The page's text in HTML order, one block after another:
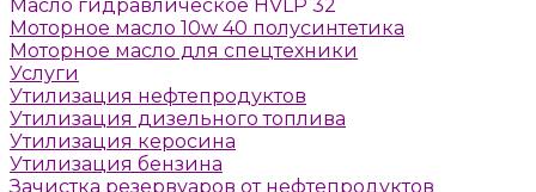
Масло гидравлическое HVLP 32
Моторное масло 10w 40 полусинтетика
Моторное масло для спецтехники
Услуги
Утилизация нефтепродуктов
Утилизация дизельного топлива
Утилизация керосина
Утилизация бензина
Зачистка резервуаров от нефтепродуктов